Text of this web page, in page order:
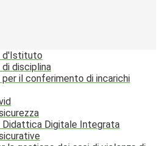
d'Istituto
disciplina
per il conferimento di incarichi
Didattica Digitale Integrata